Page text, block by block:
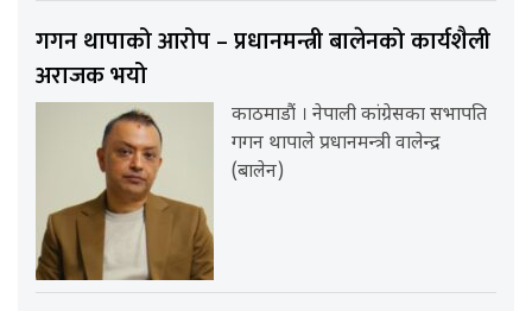
गगन थापाको आरोप – प्रधानमन्त्री बालेनको कार्यशैली
अराजक भयो
काठमाडौं । नेपाली कांग्रेसका सभापति
गगन थापाले प्रधानमन्त्री वालेन्द्र
(बालेन)